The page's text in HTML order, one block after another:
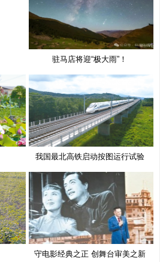
驻马店将迎“极大雨”！
我国最北高铁启动按图运行试验
守电影经典之正 创舞台审美之新